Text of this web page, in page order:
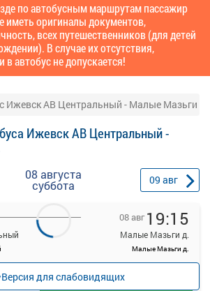
по автобусным маршрутам пассажир
иметь оригиналы документов,
всех путешественников (для детей
В случае их отсутствия,
в автобус не допускается!
Ижевск АВ Центральный - Малые Мазьги д.
Ижевск АВ Центральный -
08 августа
суббота 09 авг
08 авг 19:15
Малые Мазьги д.
Малые Мазьги д.
Загрузить цену
Версия для слабовидящих